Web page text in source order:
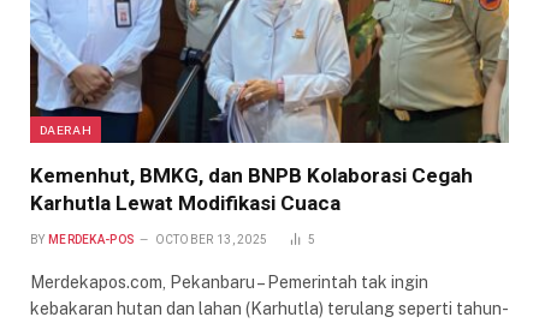
DAERAH
Kemenhut, BMKG, dan BNPB Kolaborasi Cegah
Karhutla Lewat Modifikasi Cuaca
BY MERDEKA-POS OCTOBER 13, 2025 5
Merdekapos.com, Pekanbaru – Pemerintah tak ingin
kebakaran hutan dan lahan (Karhutla) terulang seperti tahun-